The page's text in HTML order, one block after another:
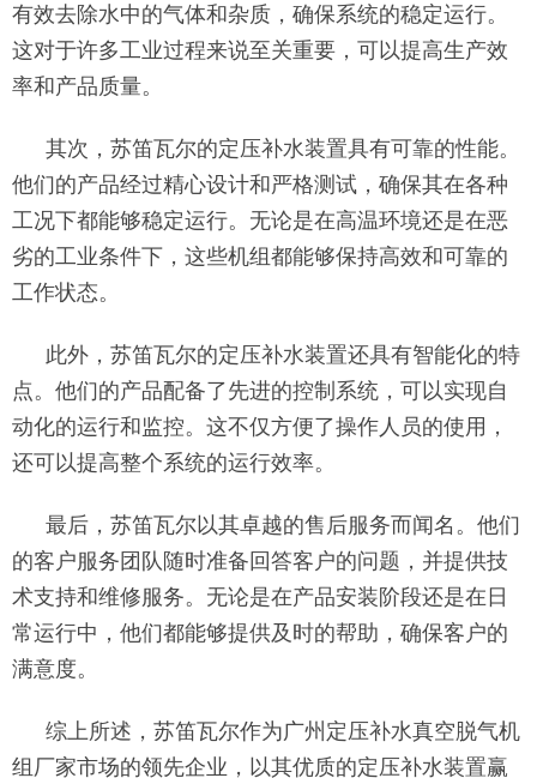
有效去除水中的气体和杂质，确保系统的稳定运行。
这对于许多工业过程来说至关重要，可以提高生产效
率和产品质量。
其次，苏笛瓦尔的定压补水装置具有可靠的性能。
他们的产品经过精心设计和严格测试，确保其在各种
工况下都能够稳定运行。无论是在高温环境还是在恶
劣的工业条件下，这些机组都能够保持高效和可靠的
工作状态。
此外，苏笛瓦尔的定压补水装置还具有智能化的特
点。他们的产品配备了先进的控制系统，可以实现自
动化的运行和监控。这不仅方便了操作人员的使用，
还可以提高整个系统的运行效率。
最后，苏笛瓦尔以其卓越的售后服务而闻名。他们
的客户服务团队随时准备回答客户的问题，并提供技
术支持和维修服务。无论是在产品安装阶段还是在日
常运行中，他们都能够提供及时的帮助，确保客户的
满意度。
综上所述，苏笛瓦尔作为广州定压补水真空脱气机
组厂家市场的领先企业，以其优质的定压补水装置赢